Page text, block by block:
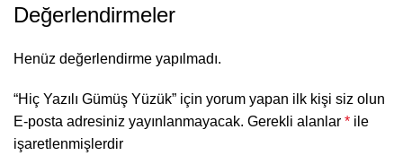
Değerlendirmeler
Henüz değerlendirme yapılmadı.
“Hiç Yazılı Gümüş Yüzük” için yorum yapan ilk kişi siz olun
E-posta adresiniz yayınlanmayacak. Gerekli alanlar * ile
işaretlenmişlerdir